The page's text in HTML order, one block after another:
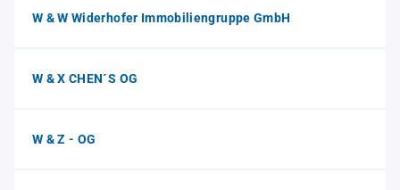
W & W Widerhofer Immobiliengruppe GmbH
W & X CHEN´S OG
W & Z - OG